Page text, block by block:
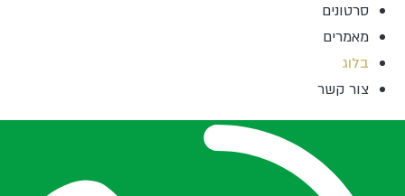
סרטונים
מאמרים
בלוג
צור קשר